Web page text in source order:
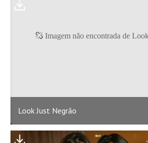
Look Just Negrão